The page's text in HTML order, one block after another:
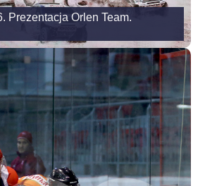
Prezentacja Orlen Team.